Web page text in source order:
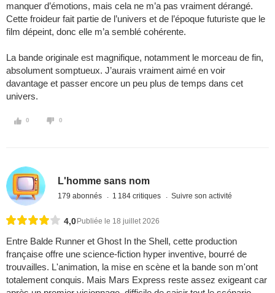
manquer d’émotions, mais cela ne m’a pas vraiment dérangé.
Cette froideur fait partie de l’univers et de l’époque futuriste que le
film dépeint, donc elle m’a semblé cohérente.
La bande originale est magnifique, notamment le morceau de fin,
absolument somptueux. J’aurais vraiment aimé en voir
davantage et passer encore un peu plus de temps dans cet
univers.
0 0
L'homme sans nom
179 abonnés 1 184 critiques Suivre son activité
4,0 Publiée le 18 juillet 2026
Entre Balde Runner et Ghost In the Shell, cette production
française offre une science-fiction hyper inventive, bourré de
trouvailles. L'animation, la mise en scène et la bande son m'ont
totalement conquis. Mais Mars Express reste assez exigeant car